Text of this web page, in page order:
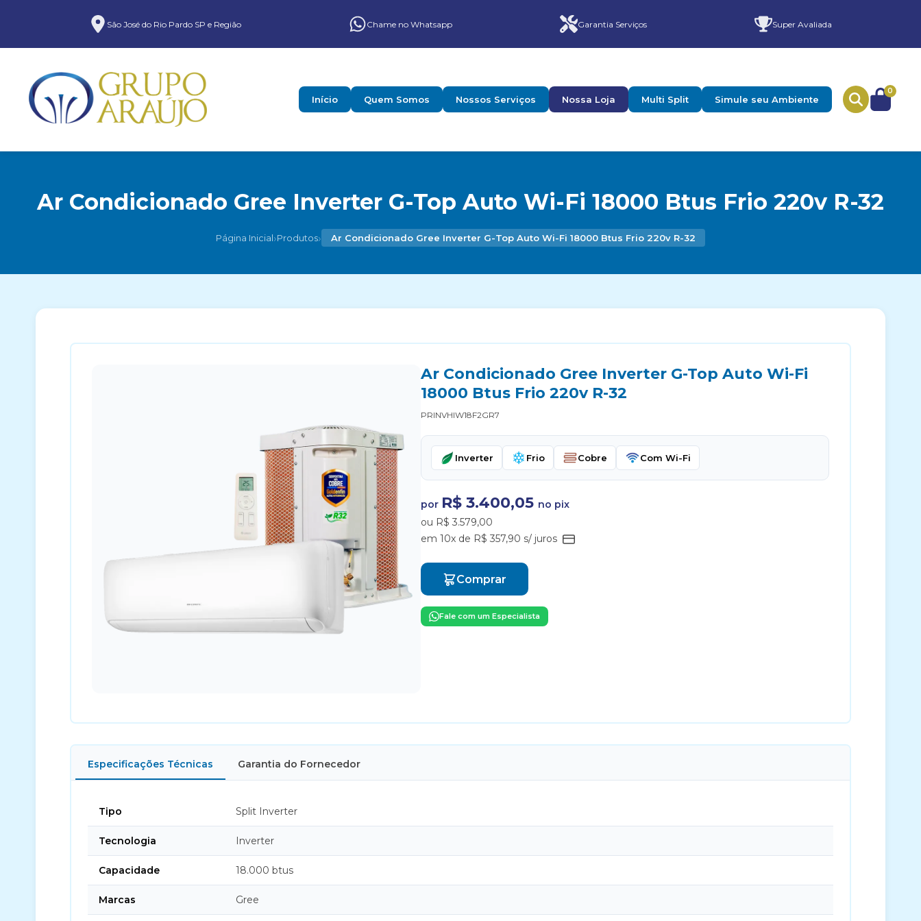
São José do Rio Pardo SP e Região Chame no Whatsapp Garantia Serviços Super Avaliada
Início Quem Somos Nossos Serviços Nossa Loja Multi Split Simule seu Ambiente
0
Ar Condicionado Gree Inverter G-Top Auto Wi-Fi 18000 Btus Frio 220v R-32
Página Inicial›Produtos› Ar Condicionado Gree Inverter G-Top Auto Wi-Fi 18000 Btus Frio 220v R-32
Ar Condicionado Gree Inverter G-Top Auto Wi-Fi
18000 Btus Frio 220v R-32
PRINVHIW18F2GR7
Inverter Frio Cobre Com Wi-Fi
por R$ 3.400,05 no pix
ou R$ 3.579,00
em 10x de R$ 357,90 s/ juros
Comprar
Fale com um Especialista
Especificações Técnicas Garantia do Fornecedor
Tipo Split Inverter
Tecnologia Inverter
Capacidade 18.000 btus
Marcas Gree